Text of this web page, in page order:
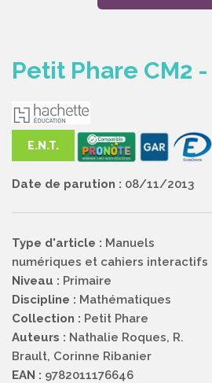
Petit Phare CM2 -
E.N.T.
Date de parution : 08/11/2013
Type d'article : Manuels
numériques et cahiers interactifs
Niveau : Primaire
Discipline : Mathématiques
Collection : Petit Phare
Auteurs : Nathalie Roques, R.
Brault, Corinne Ribanier
EAN : 9782011176646